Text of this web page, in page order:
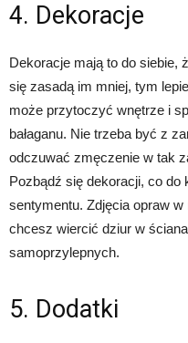
4. Dekoracje
Dekoracje mają to do siebie,
się zasadą im mniej, tym
może przytoczyć wnętrze i
bałaganu. Nie trzeba być z
odczuwać zmęczenie w tak
Pozbądź się dekoracji, co do
sentymentu. Zdjęcia opraw
chcesz wiercić dziur w
samoprzylepnych.
5. Dodatki